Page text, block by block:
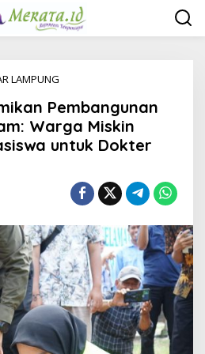
LAMPUNG
a
D
w
i
s
m
i
k
a
n
P
e
m
Pembangunan
Warga Miskin
untuk Dokter